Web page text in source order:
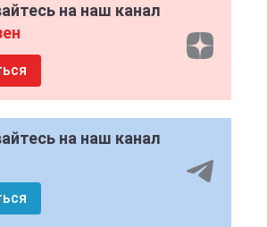
на наш канал
на наш канал